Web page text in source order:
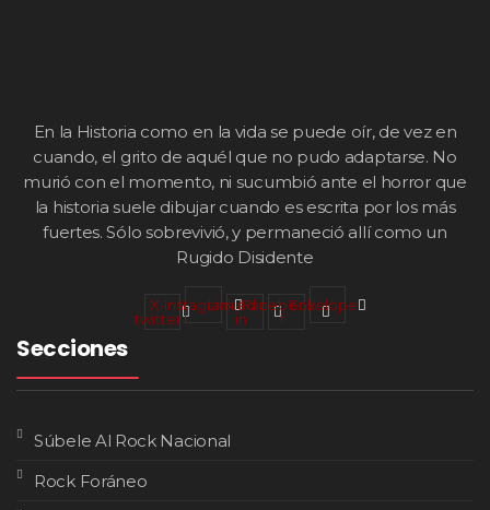
En la Historia como en la vida se puede oír, de vez en
cuando, el grito de aquél que no pudo adaptarse. No
murió con el momento, ni sucumbió ante el horror que
la historia suele dibujar cuando es escrita por los más
fuertes. Sólo sobrevivió, y permaneció allí como un
Rugido Disidente
X-
twitter
InstagramLinkedin-
in
Facebook-
f
Envelope
Secciones
Súbele Al Rock Nacional
Rock Foráneo